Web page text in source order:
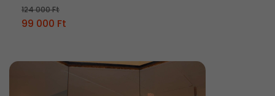
124 000 Ft
99 000 Ft